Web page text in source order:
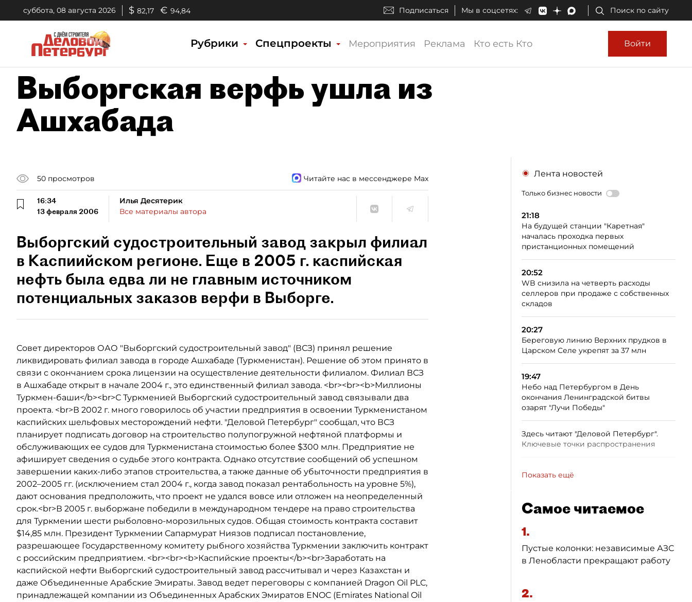
суббота, 08 августа 2026 $ 82,17 € 94,84 Подписаться Мы в соцсетях: Поиск по сайту
Рубрики Спецпроекты Мероприятия Реклама Кто есть Кто Войти
Выборгская верфь ушла из
Ашхабада
50 просмотров Читайте нас в мессенджере Max
16:34
13 февраля 2006
Илья Десятерик
Все материалы автора
Выборгский судостроительный завод закрыл филиал
в Каспиийском регионе. Еще в 2005 г. каспийская
нефть была едва ли не главным источником
потенциальных заказов верфи в Выборге.
Совет директоров ОАО "Выборгский судостроительный завод" (ВСЗ) принял решение
ликвидировать филиал завода в городе Ашхабаде (Туркменистан). Решение об этом принято в
связи с окончанием срока лицензии на осуществление деятельности филиалом. Филиал ВСЗ
в Ашхабаде открыт в начале 2004 г., это единственный филиал завода. <br><br><b>Миллионы
Туркмен-баши</b><br>С Туркменией Выборгский судостроительный завод связывали два
проекта. <br>В 2002 г. много говорилось об участии предприятия в освоении Туркменистаном
каспийских шельфовых месторождений нефти. "Деловой Петербург" сообщал, что ВСЗ
планирует подписать договор на строительство полупогружной нефтяной платформы и
обслуживающих ее судов для Туркменистана стоимостью более $300 млн. Предприятие не
афиширует сведения о судьбе этого контракта. Однако отсутствие сообщений об успешном
завершении каких-либо этапов строительства, а также данные об убыточности предприятия в
2002–2005 гг. (исключением стал 2004 г., когда завод показал рентабольность на уровне 5%),
дают основания предположить, что проект не удался вовсе или отложен на неопределенный
срок.<br>В 2005 г. выборжане победили в международном тендере на право строительства
для Туркмении шести рыболовно-морозильных судов. Общая стоимость контракта составит
$14,85 млн. Президент Туркмении Сапармурат Ниязов подписал постановление,
разрешающее Государственному комитету рыбного хозяйства Туркмении заключить контракт
с российским предприятием. <br><br><b>Каспийские проекты</b><br>Заработать на
каспийской нефти Выборгский судостроительный завод рассчитывал и через Казахстан и
даже Объединенные Арабские Эмираты. Завод ведет переговоры с компанией Dragon Oil PLC,
принадлежащей компании из Объединенных Арабских Эмиратов ENOC (Emirates National Oil
Лента новостей
Только бизнес новости
21:18
На будущей станции "Каретная"
началась проходка первых
пристанционных помещений
20:52
WB снизила на четверть расходы
селлеров при продаже с собственных
складов
20:27
Береговую линию Верхних прудков в
Царском Селе укрепят за 37 млн
19:47
Небо над Петербургом в День
окончания Ленинградской битвы
озарят "Лучи Победы"
Здесь читают "Деловой Петербург".
Ключевые точки распространения
Показать ещё
Самое читаемое
1.
Пустые колонки: независимые АЗС
в Ленобласти прекращают работу
2.